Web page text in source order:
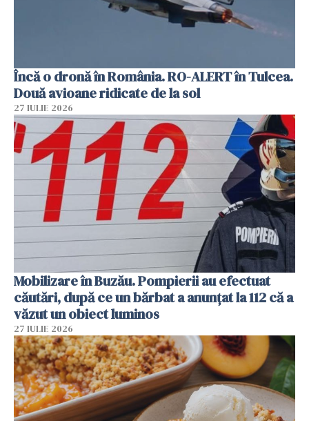
Încă o dronă în România. RO-ALERT în Tulcea.
Două avioane ridicate de la sol
27 IULIE 2026
Mobilizare în Buzău. Pompierii au efectuat
căutări, după ce un bărbat a anunțat la 112 că a
văzut un obiect luminos
27 IULIE 2026